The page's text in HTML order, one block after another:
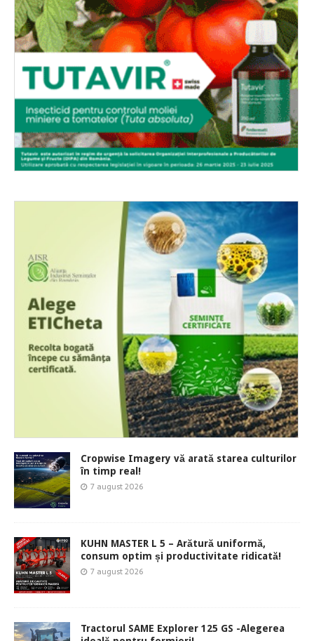
Cropwise Imagery vă arată starea culturilor
în timp real!
7 august 2026
KUHN MASTER L 5 – Arătură uniformă,
consum optim și productivitate ridicată!
7 august 2026
Tractorul SAME Explorer 125 GS -Alegerea